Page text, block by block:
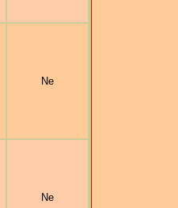
Ne
Ne